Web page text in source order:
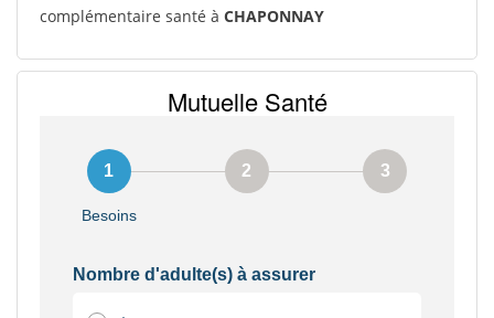
complémentaire santé à CHAPONNAY